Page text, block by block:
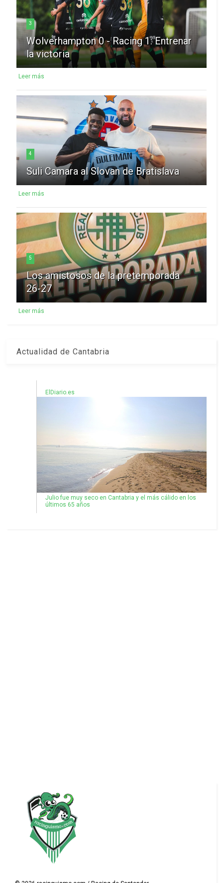
3
Wolverhampton 0 - Racing 1: Entrenar
la victoria
Leer más
4
Suli Camara al Slovan de Bratislava
Leer más
5
Los amistosos de la pretemporada
26-27
Leer más
Actualidad de Cantabria
ElDiario.es
Julio fue muy seco en Cantabria y el más cálido en los
últimos 65 años